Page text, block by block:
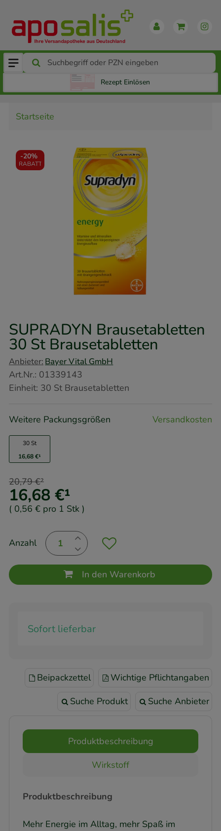
Rezept Einlösen
Startseite
-20%
RABATT
SUPRADYN Brausetabletten
30 St Brausetabletten
Anbieter: Bayer Vital GmbH
Art.Nr.: 01339143
Einheit: 30 StBrausetabletten
Weitere Packungsgrößen Versandkosten
30 St
16,68 €¹
16,68 €¹
20,79 €²
( 0,56 € pro 1 Stk )
Anzahl
In den Warenkorb
Sofort lieferbar
Beipackzettel Wichtige Pflichtangaben
Suche Produkt Suche Anbieter
Produktbeschreibung
Wirkstoff
Produktbeschreibung
Mehr Energie im Alltag, mehr Spaß im